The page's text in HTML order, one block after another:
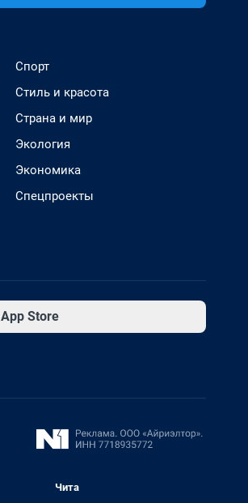
Спорт
Стиль и красота
Страна и мир
Экология
Экономика
Спецпроекты
App Store
Чита